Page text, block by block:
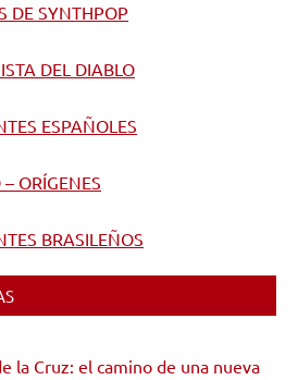
DE SYNTHPOP
DEL DIABLO
ESPAÑOLES
ORÍGENES
BRASILEÑOS
la Cruz: el camino de una nueva